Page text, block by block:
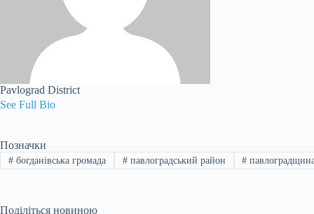
Pavlograd District
See Full Bio
Позначки
#богданівська громада #павлоградський район #
Поділіться новиною